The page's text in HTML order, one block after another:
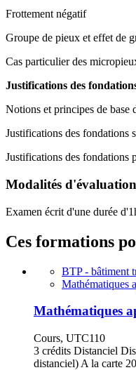
Frottement négatif
Groupe de pieux et effet de
Cas particulier des
Justifications des
Notions et principes de base
Justifications des fondations
Justifications des fondations
Modalités d'évaluation
Examen écrit d'une durée
Ces formations
BTP - bâtiment
Mathématiques
Mathématiques
Cours, UTC110
3 crédits Distanciel
distanciel) A la carte